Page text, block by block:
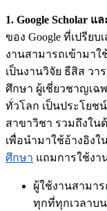
1. Google Scholar แ
ของ Google ที่เปรีย
งานสามารถเข้ามา
เป็นงานวิจัย ธีสิส วา
ศึกษา ผู้เชี่ยวชาญเฉ
ทั่วโลก เป็นประโยช
สาขาวิชา รวมถึงใน
เพื่อนำมาใช้อ้างอิง
ศึกษา แถมการใช้งา
ผู้ใช้งานสามา
ทุกที่ทุกเวลาบ